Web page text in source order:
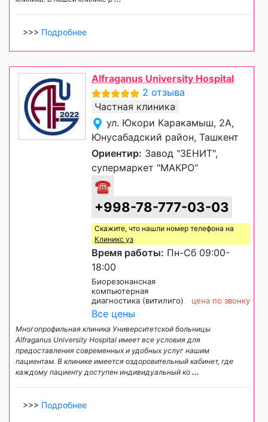
>>> Подробнее
Alfraganus University Hospital
2 отзыва
Частная клиника
ул. Юкори Каракамыш, 2А,
Юнусабадский район, Ташкент
Ориентир: Завод "ЗЕНИТ",
супермаркет "МАКРО"
☎
+998-78-777-03-03
Скажите, что нашли номер телефона на
Клиникс уз
Время работы: Пн-Сб 09:00-
18:00
Биорезонансная
компьютерная
диагностика (витилиго)
цена по звонку
Все цены
Многопрофильная клиника Университетской больницы
Alfraganus University Hospital имеет все условия для
предоставления современных и удобных услуг нашим
пациентам. В клинике имеется оздоровительный кабинет, где
каждому пациенту доступен индивидуальный ко ...
>>> Подробнее